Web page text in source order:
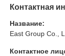
Контактная
Название:
East Group Co.,
Контактное